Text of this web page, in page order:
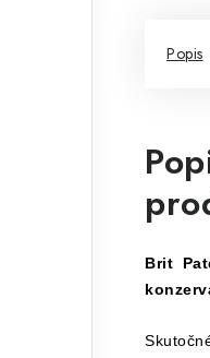
Popis
Brit